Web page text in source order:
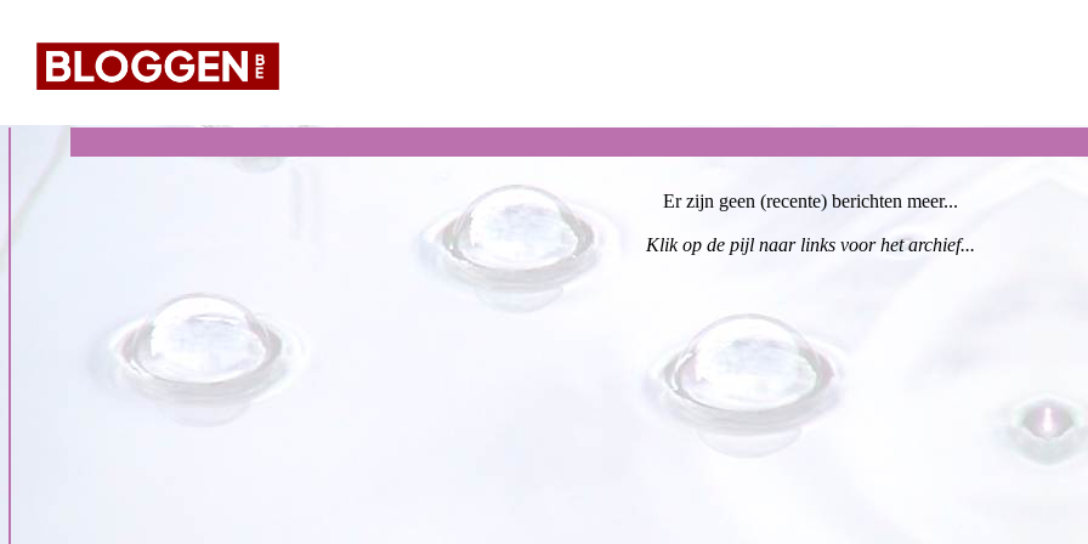
Er zijn geen (recente) berichten meer...
Klik op de pijl naar links voor het archief...